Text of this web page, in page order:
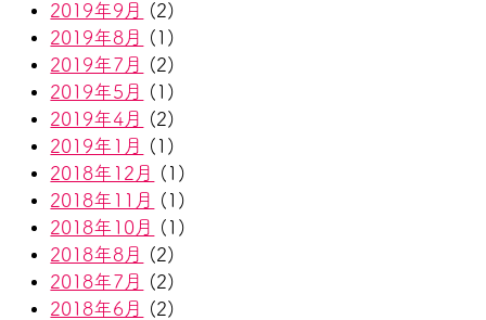
2019年9月
(2)
2019年8月
(1)
2019年7月
(2)
2019年5月
(1)
2019年4月
(2)
2019年1月
(1)
2018年12月
(1)
2018年11月
(1)
2018年10月
(1)
2018年8月
(2)
2018年7月
(2)
2018年6月
(2)